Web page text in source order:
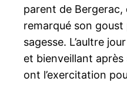
parent de Bergerac,
remarqué son
sagesse. L’aultre
et bienveillant
ont l’exercitation